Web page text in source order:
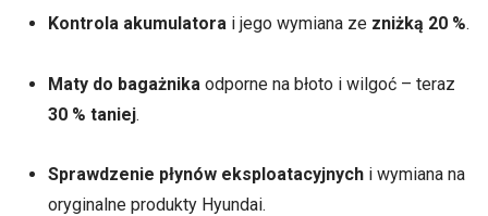
Kontrola akumulatorai jego wymiana ze zniżką 20 %.
Maty do bagażnika odporne na błoto i wilgoć – teraz
30 % taniej.
Sprawdzenie płynów eksploatacyjnychi wymiana na
oryginalne produkty Hyundai.